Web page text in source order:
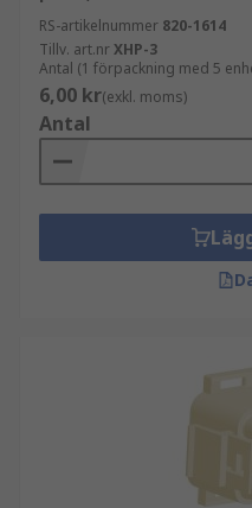
RS-artikelnummer 820-1614
Tillv. art.nrXHP-3
Antal (1 förpackning med 5
6,00 kr(exkl. moms)
Antal